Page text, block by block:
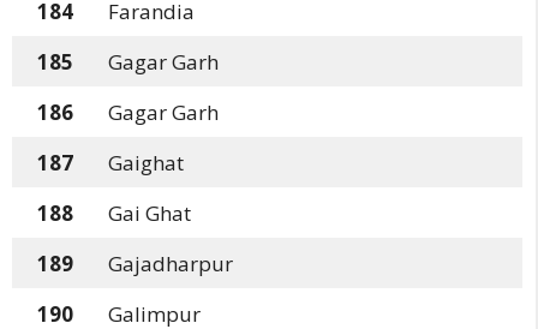
184
Farandia
185
Gagar Garh
186
Gagar Garh
187
Gaighat
188
Gai Ghat
189
Gajadharpur
190
Galimpur